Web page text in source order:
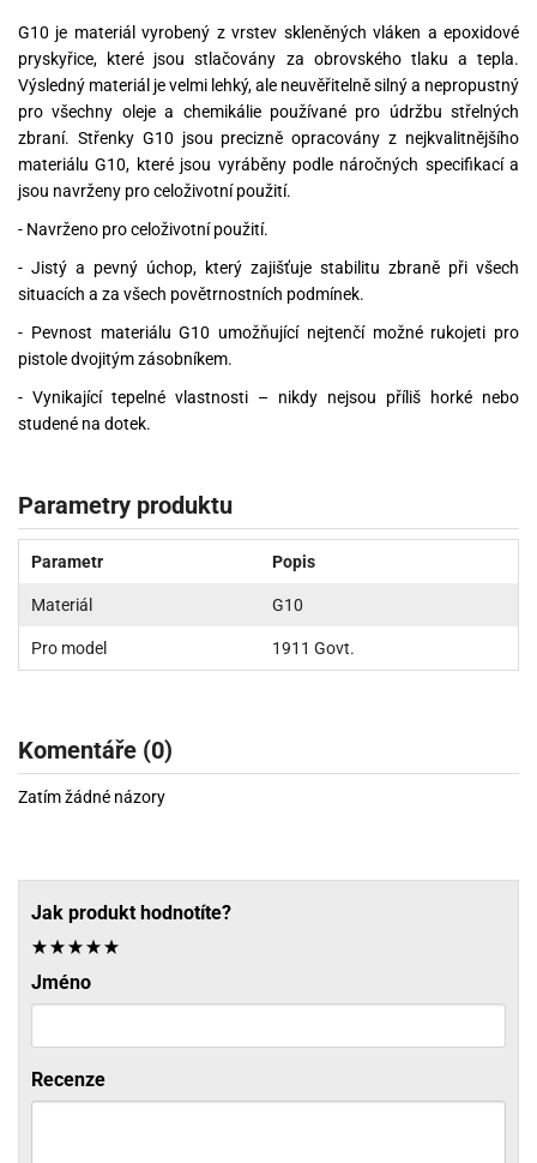
G10 je materiál vyrobený z vrstev skleněných vláken a epoxidové
pryskyřice, které jsou stlačovány za obrovského tlaku a tepla.
Výsledný materiál je velmi lehký, ale neuvěřitelně silný a nepropustný
pro všechny oleje a chemikálie používané pro údržbu střelných
zbraní. Střenky G10 jsou precizně opracovány z nejkvalitnějšího
materiálu G10, které jsou vyráběny podle náročných specifikací a
jsou navrženy pro celoživotní použití.
- Navrženo pro celoživotní použití.
- Jistý a pevný úchop, který zajišťuje stabilitu zbraně při všech
situacích a za všech povětrnostních podmínek.
- Pevnost materiálu G10 umožňující nejtenčí možné rukojeti pro
pistole dvojitým zásobníkem.
- Vynikající tepelné vlastnosti – nikdy nejsou příliš horké nebo
studené na dotek.
Parametry produktu
Parametr Popis
Materiál G10
Pro model 1911 Govt.
Komentáře (0)
Zatím žádné názory
Jak produkt hodnotíte?
Jméno
Recenze